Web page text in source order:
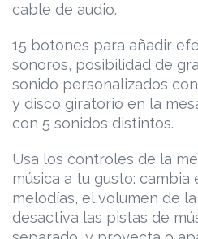
cable de audio.
15 botones para añadir
sonoros, posibilidad de
sonido personalizados
y disco giratorio en la
con 5 sonidos distintos.
Usa los controles de la
música a tu gusto: cambia
melodías, el volumen de
desactiva las pistas de